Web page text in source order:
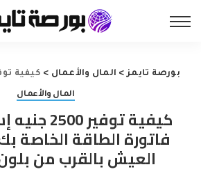
بورصة تايمز> المال والأعمال > كيفية توفير 2500 جنيه إسترليني على فاتورة الطاقة الخاصة بك … من خلال
المال والأعمال
كيفية
فاتورة الطاقة الخاصة
العيش بالقرب من